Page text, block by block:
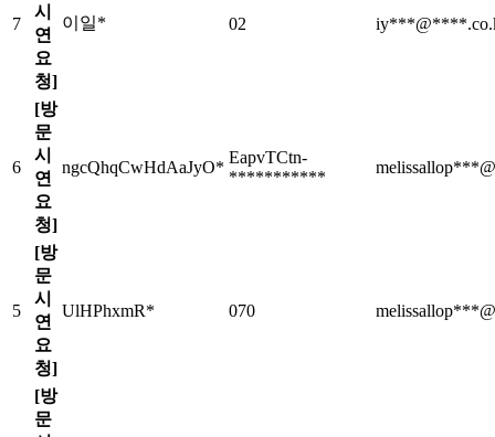
7
시
연
요
청]
이일* 02
6
[방
문
시
연
요
청]
ngcQhqCwHdAaJyO*
EapvTCtn-
***********
5
[방
문
시
연
요
청]
UlHPhxmR* 070
[방
문